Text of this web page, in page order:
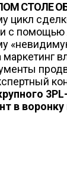
СТОЛЕ
цикл
с
маркетинг
в